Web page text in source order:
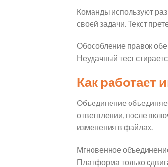
Команды используют
своей задачи. Текст
Обособление правок
Неудачный тест
Как работает
Объединение
ответвлении, после
изменения в файлах.
Мгновенное
Платформа только